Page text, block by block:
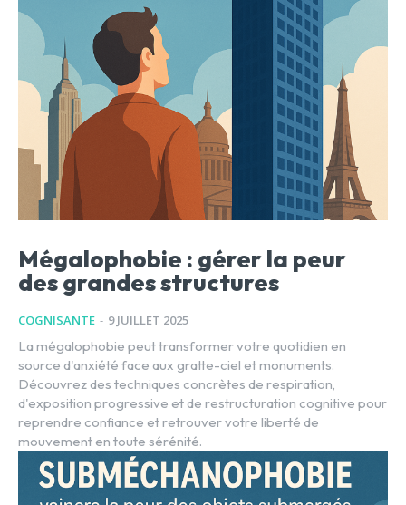
Mégalophobie : gérer la peur
des grandes structures
COGNISANTE - 9 JUILLET 2025
La mégalophobie peut transformer votre quotidien en
source d'anxiété face aux gratte-ciel et monuments.
Découvrez des techniques concrètes de respiration,
d'exposition progressive et de restructuration cognitive pour
reprendre confiance et retrouver votre liberté de
mouvement en toute sérénité.